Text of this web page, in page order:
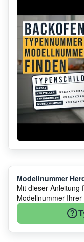
Modellnummer
Mit dieser Anleitung
Modellnummer Ihrer